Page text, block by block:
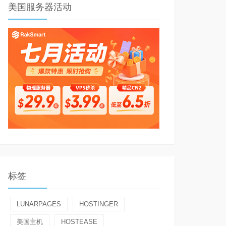
美国服务器活动
标签
LUNARPAGES HOSTINGER
美国主机 HOSTEASE